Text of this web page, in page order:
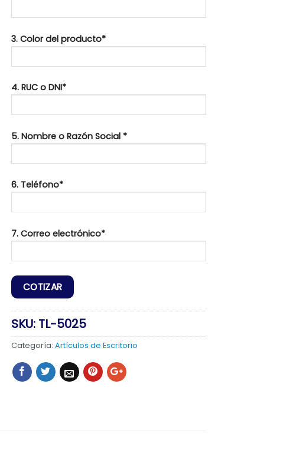
3. Color del producto*
4. RUC o DNI*
5. Nombre o Razón Social *
6. Teléfono*
7. Correo electrónico*
SKU: TL-5025
Categoría: Artículos de Escritorio